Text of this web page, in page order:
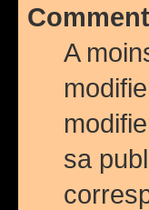
A
sa